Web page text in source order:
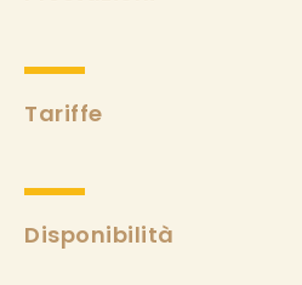
Tariffe
Disponibilità